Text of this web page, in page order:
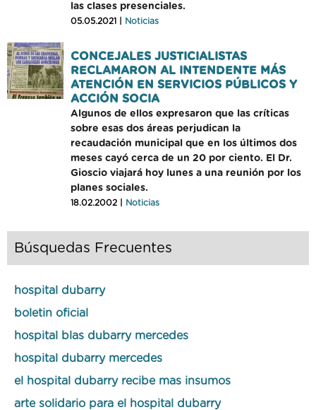
las clases presenciales.
05.05.2021 | Noticias
CONCEJALES JUSTICIALISTAS
RECLAMARON AL INTENDENTE MÁS
ATENCIÓN EN SERVICIOS PÚBLICOS Y
ACCIÓN SOCIA
Algunos de ellos expresaron que las críticas
sobre esas dos áreas perjudican la
recaudación municipal que en los últimos dos
meses cayó cerca de un 20 por ciento. El Dr.
Gioscio viajará hoy lunes a una reunión por los
planes sociales.
18.02.2002 | Noticias
Búsquedas Frecuentes
hospital dubarry
boletin oficial
hospital blas dubarry mercedes
hospital dubarry mercedes
el hospital dubarry recibe mas insumos
arte solidario para el hospital dubarry